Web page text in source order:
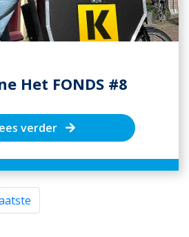
Het FONDS #8
verder